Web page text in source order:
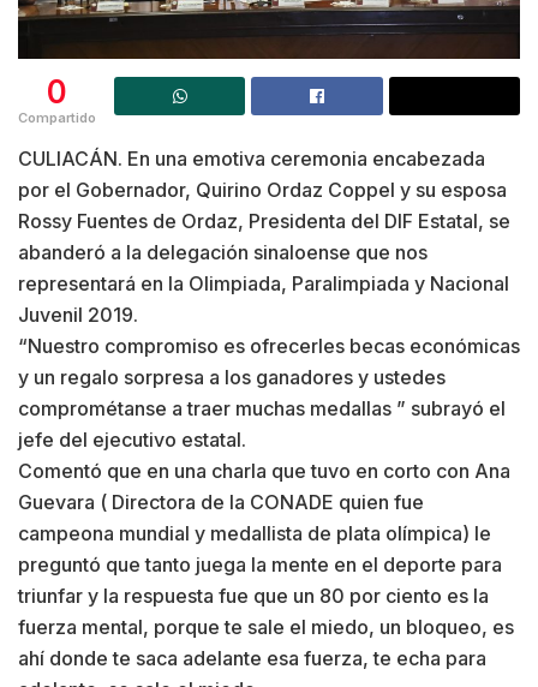
0
Compartido
CULIACÁN. En una emotiva ceremonia encabezada
por el Gobernador, Quirino Ordaz Coppel y su esposa
Rossy Fuentes de Ordaz, Presidenta del DIF Estatal, se
abanderó a la delegación sinaloense que nos
representará en la Olimpiada, Paralimpiada y Nacional
Juvenil 2019.
“Nuestro compromiso es ofrecerles becas económicas
y un regalo sorpresa a los ganadores y ustedes
comprométanse a traer muchas medallas ” subrayó el
jefe del ejecutivo estatal.
Comentó que en una charla que tuvo en corto con Ana
Guevara ( Directora de la CONADE quien fue
campeona mundial y medallista de plata olímpica) le
preguntó que tanto juega la mente en el deporte para
triunfar y la respuesta fue que un 80 por ciento es la
fuerza mental, porque te sale el miedo, un bloqueo, es
ahí donde te saca adelante esa fuerza, te echa para